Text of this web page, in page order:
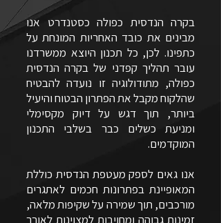
בקרה הנדסית כפולה כסטנדרט אנו
מבינים את כובד האחריות המונחת על
כתפינו. לכן, כל תכנון היוצא ממשרדנו
עובר תהליך קפדני של בקרה הנדסית
כפולה, מתודולוגיה זו נועדה להבטיח
שהלקוח מקבל את הפתרון הבטוח והיעיל
ביותר, תוך דגש על דיוק מקסימלי
ומניעת כשלים כבר בשלבי התכנון
המוקדמים.
אנו גאים לספק מעטפת הנדסית כוללת
המאופיינת בפתרונות חכמים לאתגרים
מורכבים, תוך שמירה על שקיפות מלאה,
זמינות גבוהה ומחויבות למצוינות לאורך